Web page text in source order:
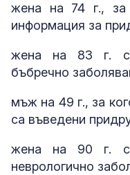
жена на 74 г.,
информация за
жена на 83 г.
бъбречно
мъж на 49 г., за
са въведени
жена на 90 г.
неврологично